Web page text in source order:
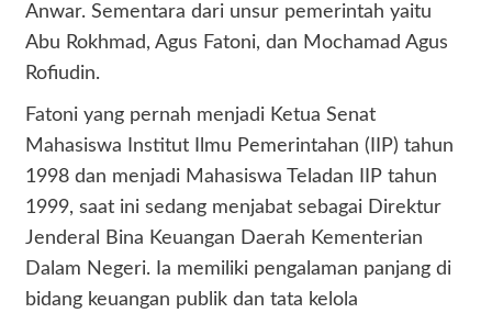
Anwar. Sementara dari unsur pemerintah yaitu
Abu Rokhmad, Agus Fatoni, dan Mochamad Agus
Rofiudin.
Fatoni yang pernah menjadi Ketua Senat
Mahasiswa Institut Ilmu Pemerintahan (IIP) tahun
1998 dan menjadi Mahasiswa Teladan IIP tahun
1999, saat ini sedang menjabat sebagai Direktur
Jenderal Bina Keuangan Daerah Kementerian
Dalam Negeri. Ia memiliki pengalaman panjang di
bidang keuangan publik dan tata kelola